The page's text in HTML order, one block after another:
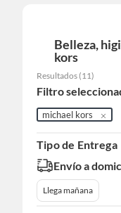
Belleza, higiene y salud - michael
kors
Resultados (11)
Filtro
michael kors
Tipo de Entrega
Envío a
Llega mañana